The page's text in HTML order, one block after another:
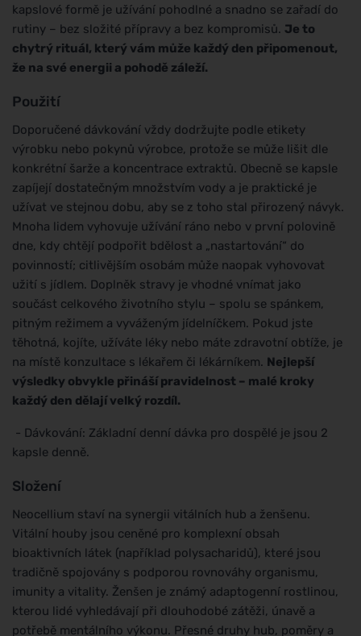
kapslové formě je užívání pohodlné a snadno se zařadí do
rutiny – bez složité přípravy a bez kompromisů. Je to
chytrý rituál, který vám může každý den připomenout,
že na své energii a pohodě záleží.
Použití
Doporučené dávkování vždy dodržujte podle etikety
výrobku nebo pokynů výrobce, protože se může lišit dle
konkrétní šarže a koncentrace extraktů. Obecně se kapsle
zapíjejí dostatečným množstvím vody a je praktické je
užívat ve stejnou dobu, aby se z toho stal přirozený návyk.
Mnoha lidem vyhovuje užívání ráno nebo v první polovině
dne, kdy chtějí podpořit bdělost a „nastartování“ do
povinností; citlivějším osobám může naopak vyhovovat
užití s jídlem. Doplněk stravy je vhodné vnímat jako
součást celkového životního stylu – spolu se spánkem,
pitným režimem a vyváženým jídelníčkem. Pokud jste
těhotná, kojíte, užíváte léky nebo máte zdravotní obtíže, je
na místě konzultace s lékařem či lékárníkem. Nejlepší
výsledky obvykle přináší pravidelnost – malé kroky
každý den dělají velký rozdíl.
- Dávkování: Základní denní dávka pro dospělé je jsou 2
kapsle denně.
Složení
Neocellium staví na synergii vitálních hub a ženšenu.
Vitální houby jsou ceněné pro komplexní obsah
bioaktivních látek (například polysacharidů), které jsou
tradičně spojovány s podporou rovnováhy organismu,
imunity a vitality. Ženšen je známý adaptogenní rostlinou,
kterou lidé vyhledávají při dlouhodobé zátěži, únavě a
potřebě mentálního výkonu. Přesné druhy hub, poměry a